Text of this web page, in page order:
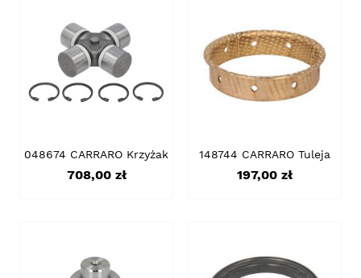
048674 CARRARO Krzyżak
Cena
708,00 zł
148744 CARRARO Tuleja
Cena
197,00 zł